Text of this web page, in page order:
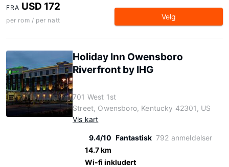
FRA USD 172
per rom / per natt Velg
Holiday Inn Owensboro
Riverfront by IHG
701 West 1st
Street, Owensboro, Kentucky 42301, US
Vis kart
9.4/10 Fantastisk 792 anmeldelser
14.7 km
Wi-fi inkludert